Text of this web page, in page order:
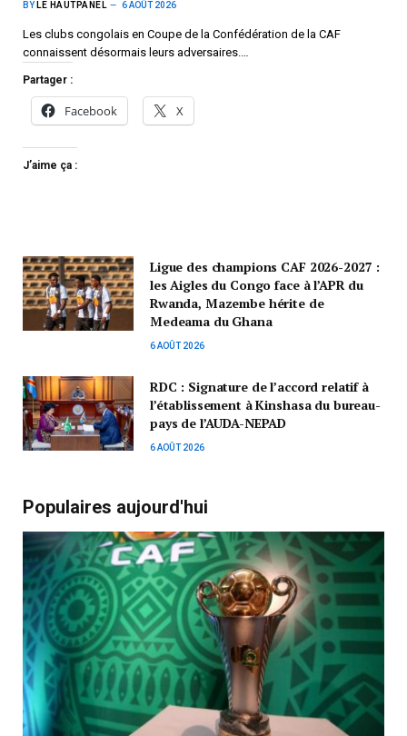
BY LE HAUTPANEL 6 AOÛT 2026
Les clubs congolais en Coupe de la Confédération de la CAF
connaissent désormais leurs adversaires.…
Partager :
Facebook X
J’aime ça :
Ligue des champions CAF 2026-2027 :
les Aigles du Congo face à l’APR du
Rwanda, Mazembe hérite de
Medeama du Ghana
6 AOÛT 2026
RDC : Signature de l’accord relatif à
l’établissement à Kinshasa du bureau-
pays de l’AUDA-NEPAD
6 AOÛT 2026
Populaires aujourd'hui